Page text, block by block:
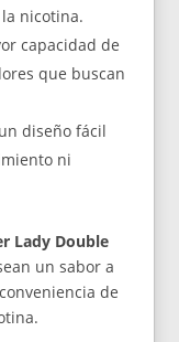
nicotina.
capacidad de
que buscan
diseño fácil
ni
Lady Double
un sabor a
de